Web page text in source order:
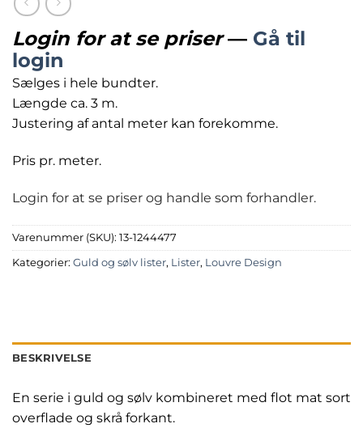
Login for at se priser— Gå til
login
Sælges i hele bundter.
Længde ca. 3 m.
Justering af antal meter kan forekomme.
Pris pr. meter.
Login for at se priser og handle som forhandler.
Varenummer (SKU): 13-1244477
Kategorier: Guld og sølv lister, Lister, Louvre Design
BESKRIVELSE
En serie i guld og sølv kombineret med flot mat sort
overflade og skrå forkant.